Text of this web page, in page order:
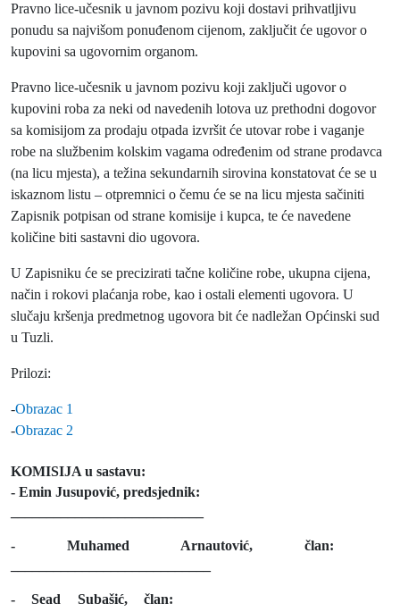
Pravno lice-učesnik u javnom pozivu koji dostavi prihvatljivu
ponudu sa najvišom ponuđenom cijenom, zaključit će ugovor o
kupovini sa ugovornim organom.
Pravno lice-učesnik u javnom pozivu koji zaključi ugovor o
kupovini roba za neki od navedenih lotova uz prethodni dogovor
sa komisijom za prodaju otpada izvršit će utovar robe i vaganje
robe na službenim kolskim vagama određenim od strane prodavca
(na licu mjesta), a težina sekundarnih sirovina konstatovat će se u
iskaznom listu – otpremnici o čemu će se na licu mjesta sačiniti
Zapisnik potpisan od strane komisije i kupca, te će navedene
količine biti sastavni dio ugovora.
U Zapisniku će se precizirati tačne količine robe, ukupna cijena,
način i rokovi plaćanja robe, kao i ostali elementi ugovora. U
slučaju kršenja predmetnog ugovora bit će nadležan Općinski sud
u Tuzli.
Prilozi:
-Obrazac 1
-Obrazac 2
KOMISIJA u sastavu:
- Emin Jusupović, predsjednik:
- Muhamed Arnautović, član:
- Sead Subašić, član: